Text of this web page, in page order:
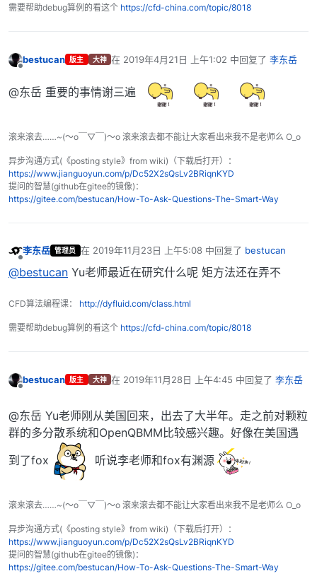
需要帮助debug算例的看这个 https://cfd-china.com/topic/8018
bestucan 版主 大神 在 2019年4月21日 上午1:02 中回复了李东岳
最后由 编辑
@东岳 重要的事情谢三遍
滚来滚去……~(～o￣▽￣)～o 滚来滚去都不能让大家看出来我不是老师么 O_o
异步沟通方式(《posting style》from wiki)（下载后打开）：
https://www.jianguoyun.com/p/Dc52X2sQsLv2BRiqnKYD
提问的智慧(github在gitee的镜像)：
https://gitee.com/bestucan/How-To-Ask-Questions-The-Smart-Way
李东岳 管理员 在 2019年11月23日 上午5:08中回复了 bestucan
最后由 编辑
@bestucan Yu老师最近在研究什么呢 矩方法还在弄不
CFD算法编程课： http://dyfluid.com/class.html
需要帮助debug算例的看这个 https://cfd-china.com/topic/8018
bestucan 版主 大神 在 2019年11月28日 上午4:45 中回复了李东岳
最后由 编辑
@东岳 Yu老师刚从美国回来，出去了大半年。走之前对颗粒
群的多分散系统和OpenQBMM比较感兴趣。好像在美国遇
到了fox
听说李老师和fox有渊源
滚来滚去……~(～o￣▽￣)～o 滚来滚去都不能让大家看出来我不是老师么 O_o
异步沟通方式(《posting style》from wiki)（下载后打开）：
https://www.jianguoyun.com/p/Dc52X2sQsLv2BRiqnKYD
提问的智慧(github在gitee的镜像)：
https://gitee.com/bestucan/How-To-Ask-Questions-The-Smart-Way